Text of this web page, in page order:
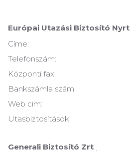
Európai Utazási Biztosító Nyrt
Címe:
Telefonszám:
Központi fax:
Bankszámla szám:
Web cim:
Utasbiztosítások
Generali Biztosító Zrt